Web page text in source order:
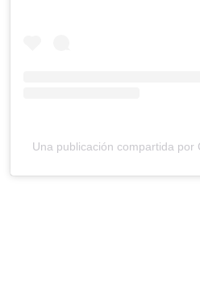
Una publicación compartida por